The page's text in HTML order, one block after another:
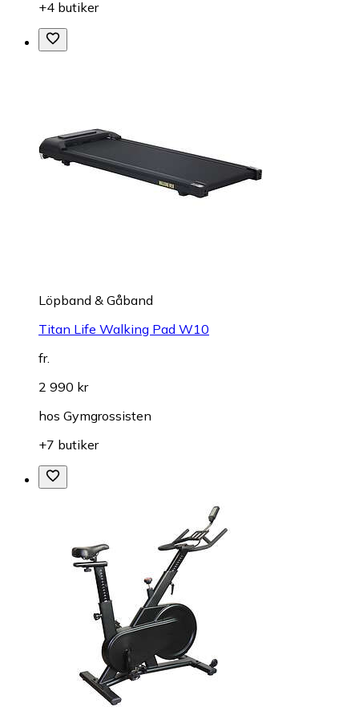
+4 butiker
Löpband & Gåband
Titan Life Walking Pad W10
fr.
2 990 kr
hos Gymgrossisten
+7 butiker